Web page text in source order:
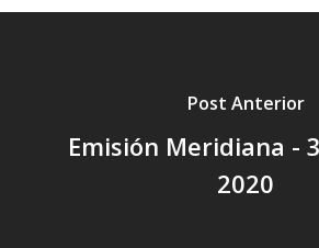
Post Anterior
Emisión Meridiana -
2020